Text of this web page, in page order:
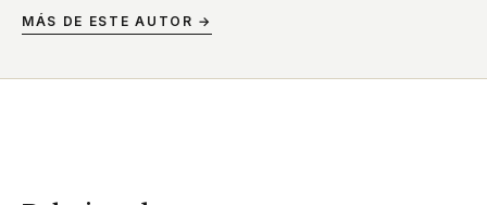
MÁS DE ESTE AUTOR →